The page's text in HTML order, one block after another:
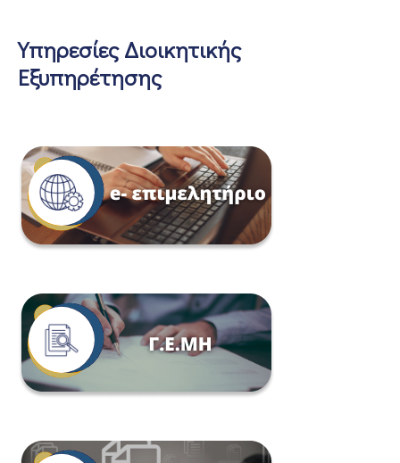
Υπηρεσίες Διοικητικής
Εξυπηρέτησης